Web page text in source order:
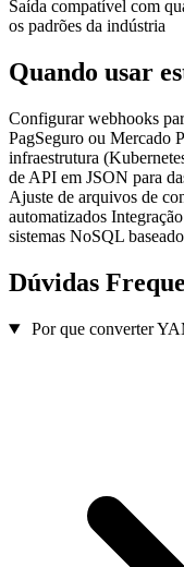
Saída compatível com
os padrões da indústria
Quando usar
Configurar webhooks
PagSeguro ou Mercado
infraestrutura
de API em JSON para
Ajuste de arquivos de
automatizados
sistemas NoSQL
Dúvidas
Por que converter